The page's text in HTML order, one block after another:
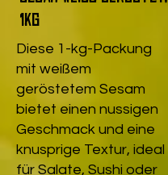
1kg
Diese 1-kg-Packung
mit weißem
geröstetem Sesam
bietet einen nussigen
Geschmack und eine
knusprige Textur, ideal
für Salate, Sushi oder